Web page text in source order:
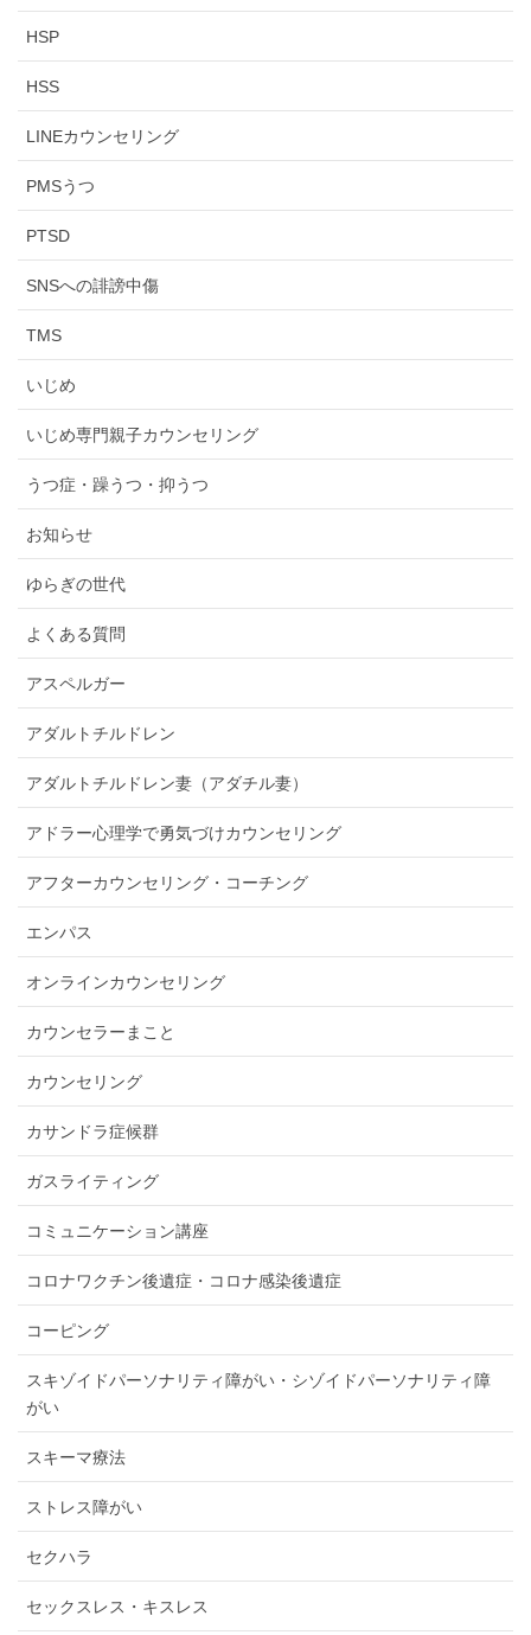
HSP
HSS
LINEカウンセリング
PMSうつ
PTSD
SNSへの誹謗中傷
TMS
いじめ
いじめ専門親子カウンセリング
うつ症・躁うつ・抑うつ
お知らせ
ゆらぎの世代
よくある質問
アスペルガー
アダルトチルドレン
アダルトチルドレン妻（アダチル妻）
アドラー心理学で勇気づけカウンセリング
アフターカウンセリング・コーチング
エンパス
オンラインカウンセリング
カウンセラーまこと
カウンセリング
カサンドラ症候群
ガスライティング
コミュニケーション講座
コロナワクチン後遺症・コロナ感染後遺症
コーピング
スキゾイドパーソナリティ障がい・シゾイドパーソナリティ障
がい
スキーマ療法
ストレス障がい
セクハラ
セックスレス・キスレス